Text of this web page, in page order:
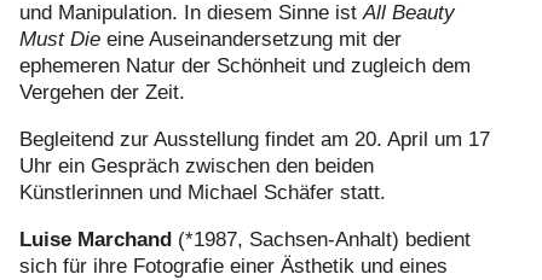
und Manipulation. In diesem Sinne istAll Beauty
Must Die eine Auseinandersetzung mit der
ephemeren Natur der Schönheit und zugleich dem
Vergehen der Zeit.
Begleitend zur Ausstellung findet am 20. April um 17
Uhr ein Gespräch zwischen den beiden
Künstlerinnen und Michael Schäfer statt.
Luise Marchand (*1987, Sachsen-Anhalt) bedient
sich für ihre Fotografie einer Ästhetik und eines